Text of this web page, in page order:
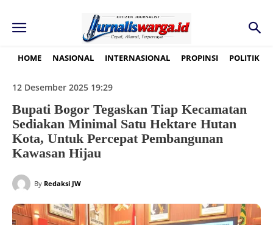
HOME NASIONAL INTERNASIONAL PROPINSI POLITIK
12 Desember 2025 19:29
Bupati Bogor Tegaskan Tiap Kecamatan
Sediakan Minimal Satu Hektare Hutan
Kota, Untuk Percepat Pembangunan
Kawasan Hijau
By Redaksi JW